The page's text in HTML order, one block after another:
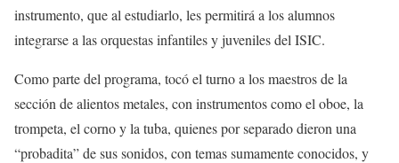
instrumento, que al estudiarlo, les permitirá a los alumnos
integrarse a las orquestas infantiles y juveniles del ISIC.
Como parte del programa, tocó el turno a los maestros de la
sección de alientosmetales, con instrumentos como el oboe, la
trompeta, el corno y la tuba, quienespor separado dieron una
“probadita” de sus sonidos, con temas sumamente conocidos, y